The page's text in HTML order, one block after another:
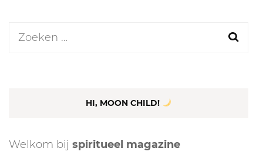
Zoeken
HI, MOON CHILD!
Welkom bij spiritueel magazine